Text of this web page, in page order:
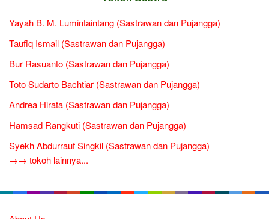
Yayah B. M. Lumintaintang (Sastrawan dan Pujangga)
Taufiq Ismail (Sastrawan dan Pujangga)
Bur Rasuanto (Sastrawan dan Pujangga)
Toto Sudarto Bachtiar (Sastrawan dan Pujangga)
Andrea Hirata (Sastrawan dan Pujangga)
Hamsad Rangkuti (Sastrawan dan Pujangga)
Syekh Abdurrauf Singkil (Sastrawan dan Pujangga)
→→ tokoh lainnya...